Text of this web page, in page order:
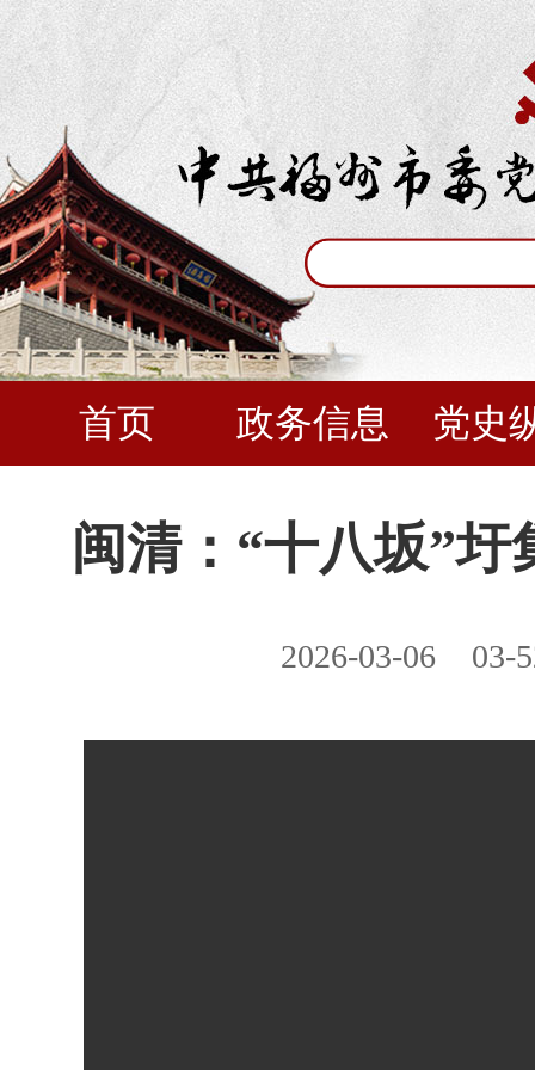
首页 政务信息 党史
闽清：“十八坂”
2026-03-06 03-